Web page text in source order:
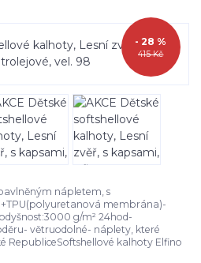
415 Kč
- 28 %
nápletem, s
membrána)-
g/m² 24hod-
větruodolné- náplety, které
RepubliceSoftshellové kalhoty Elfino